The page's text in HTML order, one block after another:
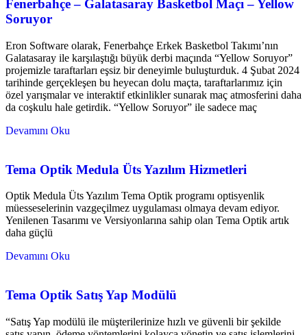
Fenerbahçe – Galatasaray Basketbol Maçı – Yellow
Soruyor
Eron Software olarak, Fenerbahçe Erkek Basketbol Takımı’nın
Galatasaray ile karşılaştığı büyük derbi maçında “Yellow Soruyor”
projemizle taraftarları eşsiz bir deneyimle buluşturduk. 4 Şubat 2024
tarihinde gerçekleşen bu heyecan dolu maçta, taraftarlarımız için
özel yarışmalar ve interaktif etkinlikler sunarak maç atmosferini daha
da coşkulu hale getirdik. “Yellow Soruyor” ile sadece maç
Devamını Oku
Tema Optik Medula Üts Yazılım Hizmetleri
Optik Medula Üts Yazılım Tema Optik programı optisyenlik
müesseselerinin vazgeçilmez uygulaması olmaya devam ediyor.
Yenilenen Tasarımı ve Versiyonlarına sahip olan Tema Optik artık
daha güçlü
Devamını Oku
Tema Optik Satış Yap Modülü
“Satış Yap modülü ile müşterilerinize hızlı ve güvenli bir şekilde